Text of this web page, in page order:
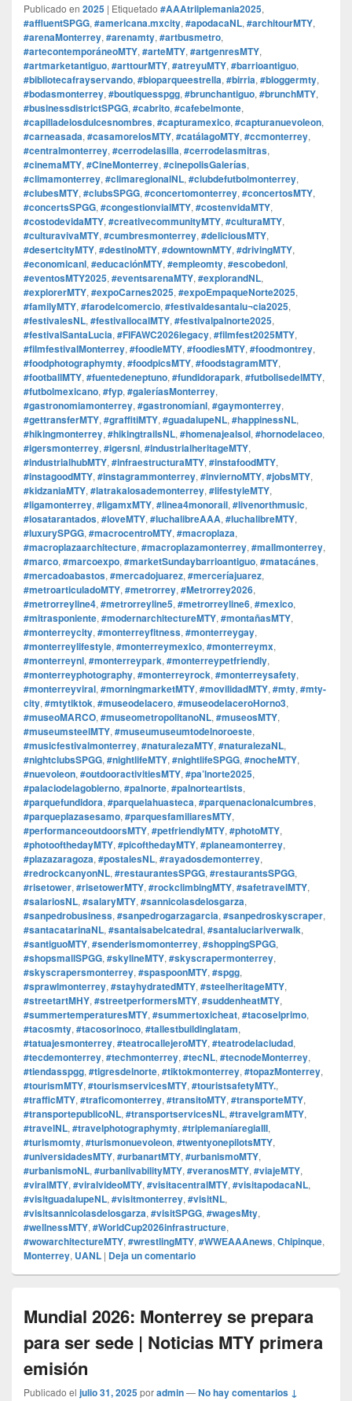
Publicado en 2025 | Etiquetado #AAAtriiplemania2025,
#affluentSPGG, #americana.mxcity, #apodacaNL, #architourMTY,
#arenaMonterrey, #arenamty, #artbusmetro,
#artecontemporáneoMTY, #arteMTY, #artgenresMTY,
#artmarketantiguo, #arttourMTY, #atreyuMTY, #barrioantiguo,
#bibliotecafrayservando, #bioparqueestrella, #birria, #bloggermty,
#bodasmonterrey, #boutiquesspgg, #brunchantiguo, #brunchMTY,
#businessdistrictSPGG, #cabrito, #cafebelmonte,
#capilladelosdulcesnombres, #capturamexico, #capturanuevoleon,
#carneasada, #casamorelosMTY, #catálagoMTY, #ccmonterrey,
#centralmonterrey, #cerrodelasilla, #cerrodelasmitras,
#cinemaMTY, #CineMonterrey, #cinepolisGalerías,
#climamonterrey, #climaregionalNL, #clubdefutbolmonterrey,
#clubesMTY, #clubsSPGG, #concertomonterrey, #concertosMTY,
#concertsSPGG, #congestionvialMTY, #costenvidaMTY,
#costodevidaMTY, #creativecommunityMTY, #culturaMTY,
#culturavivaMTY, #cumbresmonterrey, #deliciousMTY,
#desertcityMTY, #destinoMTY, #downtownMTY, #drivingMTY,
#economicanl, #educaciónMTY, #empleomty, #escobedonl,
#eventosMTY2025, #eventsarenaMTY, #explorandNL,
#explorerMTY, #expoCarnes2025, #expoEmpaqueNorte2025,
#familyMTY, #farodelcomercio, #festivaldesantalu¬cia2025,
#festivalesNL, #festivallocalMTY, #festivalpalnorte2025,
#festivalSantaLucia, #FIFAWC2026legacy, #filmfest2025MTY,
#filmfestivalMonterrey, #foodieMTY, #foodiesMTY, #foodmontrey,
#foodphotographymty, #foodpicsMTY, #foodstagramMTY,
#footballMTY, #fuentedeneptuno, #fundidorapark, #futbolisedelMTY,
#futbolmexicano, #fyp, #galeríasMonterrey,
#gastronomiamonterrey, #gastronomíanl, #gaymonterrey,
#gettransferMTY, #graffitiMTY, #guadalupeNL, #happinessNL,
#hikingmonterrey, #hikingtrailsNL, #homenajealsol, #hornodelaceo,
#igersmonterrey, #igersnl, #industrialheritageMTY,
#industrialhubMTY, #infraestructuraMTY, #instafoodMTY,
#instagoodMTY, #instagrammonterrey, #inviernoMTY, #jobsMTY,
#kidzaniaMTY, #latrakalosademonterrey, #lifestyleMTY,
#ligamonterrey, #ligamxMTY, #linea4monorail, #livenorthmusic,
#losatarantados, #loveMTY, #luchalibreAAA, #luchalibreMTY,
#luxurySPGG, #macrocentroMTY, #macroplaza,
#macroplazaarchitecture, #macroplazamonterrey, #mallmonterrey,
#marco, #marcoexpo, #marketSundaybarrioantiguo, #matacánes,
#mercadoabastos, #mercadojuarez, #merceríajuarez,
#metroarticuladoMTY, #metrorrey, #Metrorrey2026,
#metrorreyline4, #metrorreyline5, #metrorreyline6, #mexico,
#mitrasponiente, #modernarchitectureMTY, #montañasMTY,
#monterreycity, #monterreyfitness, #monterreygay,
#monterreylifestyle, #monterreymexico, #monterreymx,
#monterreynl, #monterreypark, #monterreypetfriendly,
#monterreyphotography, #monterreyrock, #monterreysafety,
#monterreyviral, #morningmarketMTY, #movilidadMTY, #mty, #mty-
city, #mtytiktok, #museodelacero, #museodelaceroHorno3,
#museoMARCO, #museometropolitanoNL, #museosMTY,
#museumsteelMTY, #museumuseumtodelnoroeste,
#musicfestivalmonterrey, #naturalezaMTY, #naturalezaNL,
#nightclubsSPGG, #nightlifeMTY, #nightlifeSPGG, #nocheMTY,
#nuevoleon, #outdooractivitiesMTY, #pa’lnorte2025,
#palaciodelagobierno, #palnorte, #palnorteartists,
#parquefundidora, #parquelahuasteca, #parquenacionalcumbres,
#parqueplazasesamo, #parquesfamiliaresMTY,
#performanceoutdoorsMTY, #petfriendlyMTY, #photoMTY,
#photoofthedayMTY, #picofthedayMTY, #planeamonterrey,
#plazazaragoza, #postalesNL, #rayadosdemonterrey,
#redrockcanyonNL, #restaurantesSPGG, #restaurantsSPGG,
#risetower, #risetowerMTY, #rockclimbingMTY, #safetravelMTY,
#salariosNL, #salaryMTY, #sannicolasdelosgarza,
#sanpedrobusiness, #sanpedrogarzagarcia, #sanpedroskyscraper,
#santacatarinaNL, #santaisabelcatedral, #santaluciariverwalk,
#santiguoMTY, #senderismomonterrey, #shoppingSPGG,
#shopsmallSPGG, #skylineMTY, #skyscrapermonterrey,
#skyscrapersmonterrey, #spaspoonMTY, #spgg,
#sprawlmonterrey, #stayhydratedMTY, #steelheritageMTY,
#streetartMHY, #streetperformersMTY, #suddenheatMTY,
#summertemperaturesMTY, #summertoxicheat, #tacoselprimo,
#tacosmty, #tacosorinoco, #tallestbuildinglatam,
#tatuajesmonterrey, #teatrocallejeroMTY, #teatrodelaciudad,
#tecdemonterrey, #techmonterrey, #tecNL, #tecnodeMonterrey,
#tiendasspgg, #tigresdelnorte, #tiktokmonterrey, #topazMonterrey,
#tourismMTY, #tourismservicesMTY, #touristsafetyMTY.,
#trafficMTY, #traficomonterrey, #transitoMTY, #transporteMTY,
#transportepublicoNL, #transportservicesNL, #travelgramMTY,
#travelNL, #travelphotographymty, #triplemaníaregiaIII,
#turismomty, #turismonuevoleon, #twentyonepilotsMTY,
#universidadesMTY, #urbanartMTY, #urbanismoMTY,
#urbanismoNL, #urbanlivabilityMTY, #veranosMTY, #viajeMTY,
#viralMTY, #viralvideoMTY, #visitacentralMTY, #visitapodacaNL,
#visitguadalupeNL, #visitmonterrey, #visitNL,
#visitsannicolasdelosgarza, #visitSPGG, #wagesMty,
#wellnessMTY, #WorldCup2026infrastructure,
#wowarchitectureMTY, #wrestlingMTY, #WWEAAAnews, Chipinque,
Monterrey, UANL | Deja un comentario
Mundial 2026: Monterrey se prepara
para ser sede | Noticias MTY primera
emisión
Publicado el julio 31, 2025poradmin—No hay comentarios ↓